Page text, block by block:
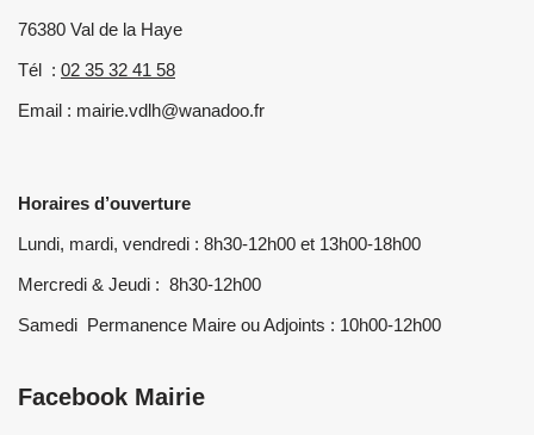
76380 Val de la Haye
Tél : 02 35 32 41 58
Email : mairie.vdlh@wanadoo.fr
Horaires d’ouverture
Lundi, mardi, vendredi : 8h30-12h00 et 13h00-18h00
Mercredi & Jeudi : 8h30-12h00
Samedi Permanence Maire ou Adjoints : 10h00-12h00
Facebook Mairie